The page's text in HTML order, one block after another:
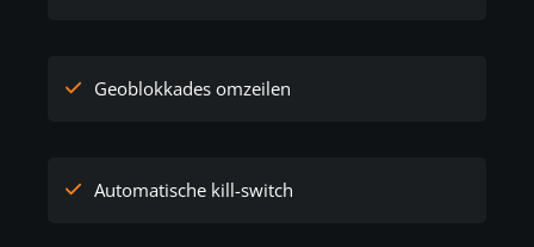
Geoblokkades omzeilen
Automatische kill-switch